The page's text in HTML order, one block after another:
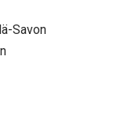
Savon